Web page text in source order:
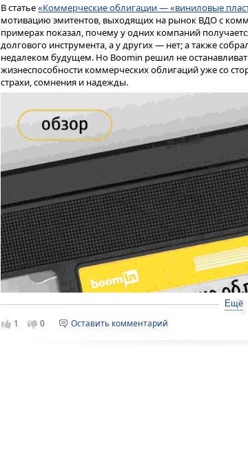
В статье«Коммерческие облигации — «виниловые
мотивацию эмитентов, выходящих на рынок ВДО с
примерах показал, почему у одних компаний
долгового инструмента, а у других — нет; а также
недалеком будущем. Но Boomin решил не
жизнеспособности коммерческих облигаций уже со
страхи, сомнения и надежды.
Ещё
1 0 Оставить комментарий